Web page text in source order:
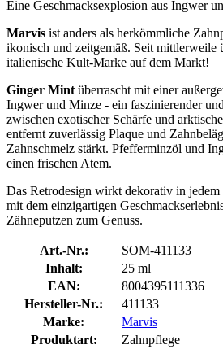
Eine Geschmacksexplosion aus Ingwer
Marvis ist anders als herkömmliche
ikonisch und zeitgemäß. Seit mittlerweile
italienische Kult-Marke auf dem Markt!
Ginger Mint überrascht mit einer
Ingwer und Minze - ein faszinierender
zwischen exotischer Schärfe und
entfernt zuverlässig Plaque und
Zahnschmelz stärkt. Pfefferminzöl und
einen frischen Atem.
Das Retrodesign wirkt dekorativ in jedem
mit dem einzigartigen
Zähneputzen zum Genuss.
Art.-Nr.:
SOM-411133
Inhalt:
25 ml
EAN:
8004395111336
Hersteller-Nr.:
411133
Marke:
Marvis
Produktart:
Zahnpflege